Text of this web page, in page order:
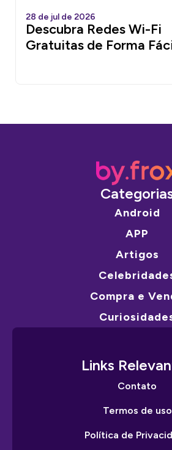
28 de jul de 2026
Descubra Redes Wi-Fi
Gratuitas de Forma
Android
APP
Artigos
Compra e
Links
Contato
Termos de uso
Política de